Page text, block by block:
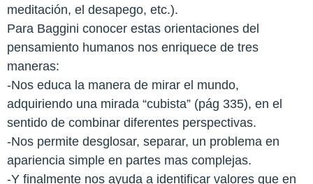
meditación, el desapego, etc.).
Para Baggini conocer estas orientaciones del
pensamiento humanos nos enriquece de tres
maneras:
-Nos educa la manera de mirar el mundo,
adquiriendo una mirada “cubista” (pág 335), en el
sentido de combinar diferentes perspectivas.
-Nos permite desglosar, separar, un problema en
apariencia simple en partes mas complejas.
-Y finalmente nos ayuda a identificar valores que en